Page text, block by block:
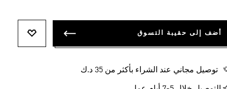
أضف إلى حقيبة التسوق
توصيل مجاني عند الشراء بأكثر من 35 د.ك